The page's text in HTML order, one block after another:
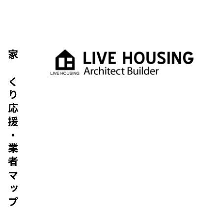
家づくり応援・業者マップ